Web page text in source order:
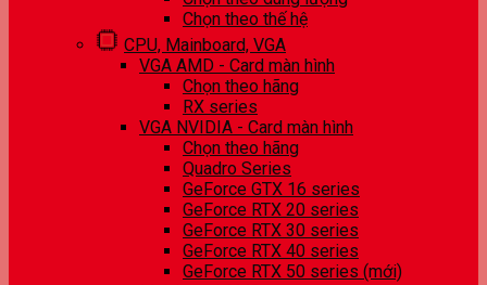
Chọn theo thế hệ
CPU, Mainboard, VGA
VGA AMD - Card màn hình
Chọn theo hãng
RX series
VGA NVIDIA - Card màn hình
Chọn theo hãng
Quadro Series
GeForce GTX 16 series
GeForce RTX 20 series
GeForce RTX 30 series
GeForce RTX 40 series
GeForce RTX 50 series (mới)